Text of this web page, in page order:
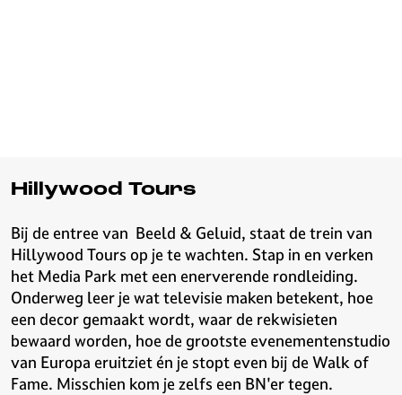
Hillywood Tours
Bij de entree van Beeld & Geluid, staat de trein van
Hillywood Tours op je te wachten. Stap in en verken
het Media Park met een enerverende rondleiding.
Onderweg leer je wat televisie maken betekent, hoe
een decor gemaakt wordt, waar de rekwisieten
bewaard worden, hoe de grootste evenementenstudio
van Europa eruitziet én je stopt even bij de Walk of
Fame. Misschien kom je zelfs een BN'er tegen.